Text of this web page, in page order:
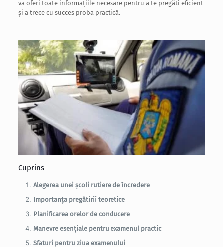
va oferi toate informațiile necesare pentru a te pregăti eficient
și a trece cu succes proba practică.
Cuprins
Alegerea unei școli rutiere de încredere
Importanța pregătirii teoretice
Planificarea orelor de conducere
Manevre esențiale pentru examenul practic
Sfaturi pentru ziua examenului